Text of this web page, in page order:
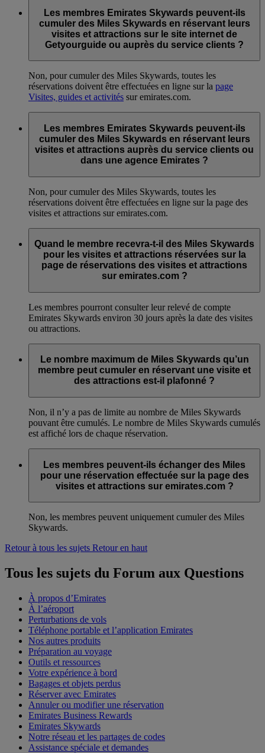
Les membres Emirates Skywards peuvent-ils
cumuler des Miles Skywards en réservant leurs
visites et attractions sur le site internet de
Getyourguide ou auprès du service clients ?
Non, pour cumuler des Miles Skywards, toutes les
réservations doivent être effectuées en ligne sur la page
Visites, guides et activités sur emirates.com.
Les membres Emirates Skywards peuvent-ils
cumuler des Miles Skywards en réservant leurs
visites et attractions auprès du service clients ou
dans une agence Emirates ?
Non, pour cumuler des Miles Skywards, toutes les
réservations doivent être effectuées en ligne sur la page des
visites et attractions sur emirates.com.
Quand le membre recevra-t-il des Miles Skywards
pour les visites et attractions réservées sur la
page de réservations des visites et attractions
sur emirates.com ?
Les membres pourront consulter leur relevé de compte
Emirates Skywards environ 30 jours après la date des visites
ou attractions.
Le nombre maximum de Miles Skywards qu’un
membre peut cumuler en réservant une visite et
des attractions est-il plafonné ?
Non, il n’y a pas de limite au nombre de Miles Skywards
pouvant être cumulés. Le nombre de Miles Skywards cumulés
est affiché lors de chaque réservation.
Les membres peuvent-ils échanger des Miles
pour une réservation effectuée sur la page des
visites et attractions sur emirates.com ?
Non, les membres peuvent uniquement cumuler des Miles
Skywards.
Retour à tous les sujets Retour en haut
Tous les sujets du Forum aux Questions
À propos d’Emirates
À l’aéroport
Perturbations de vols
Téléphone portable et l’application Emirates
Nos autres produits
Préparation au voyage
Outils et ressources
Votre expérience à bord
Bagages et objets perdus
Réserver avec Emirates
Annuler ou modifier une réservation
Emirates Business Rewards
Emirates Skywards
Notre réseau et les partages de codes
Assistance spéciale et demandes